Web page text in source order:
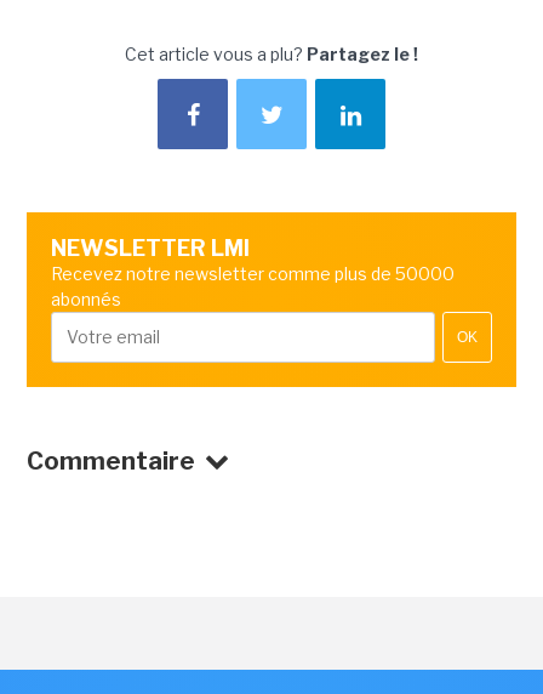
Cet article vous a plu? Partagez le !
NEWSLETTER LMI
Recevez notre newsletter comme plus de 50000
abonnés
OK
Commentaire